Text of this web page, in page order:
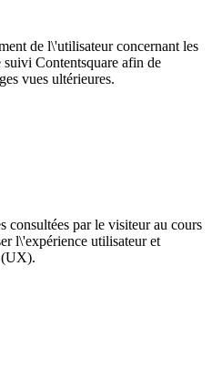
de l\'utilisateur concernant les
Contentsquare afin de
vues ultérieures.
consultées par le visiteur au cours
l\'expérience utilisateur et
(UX).